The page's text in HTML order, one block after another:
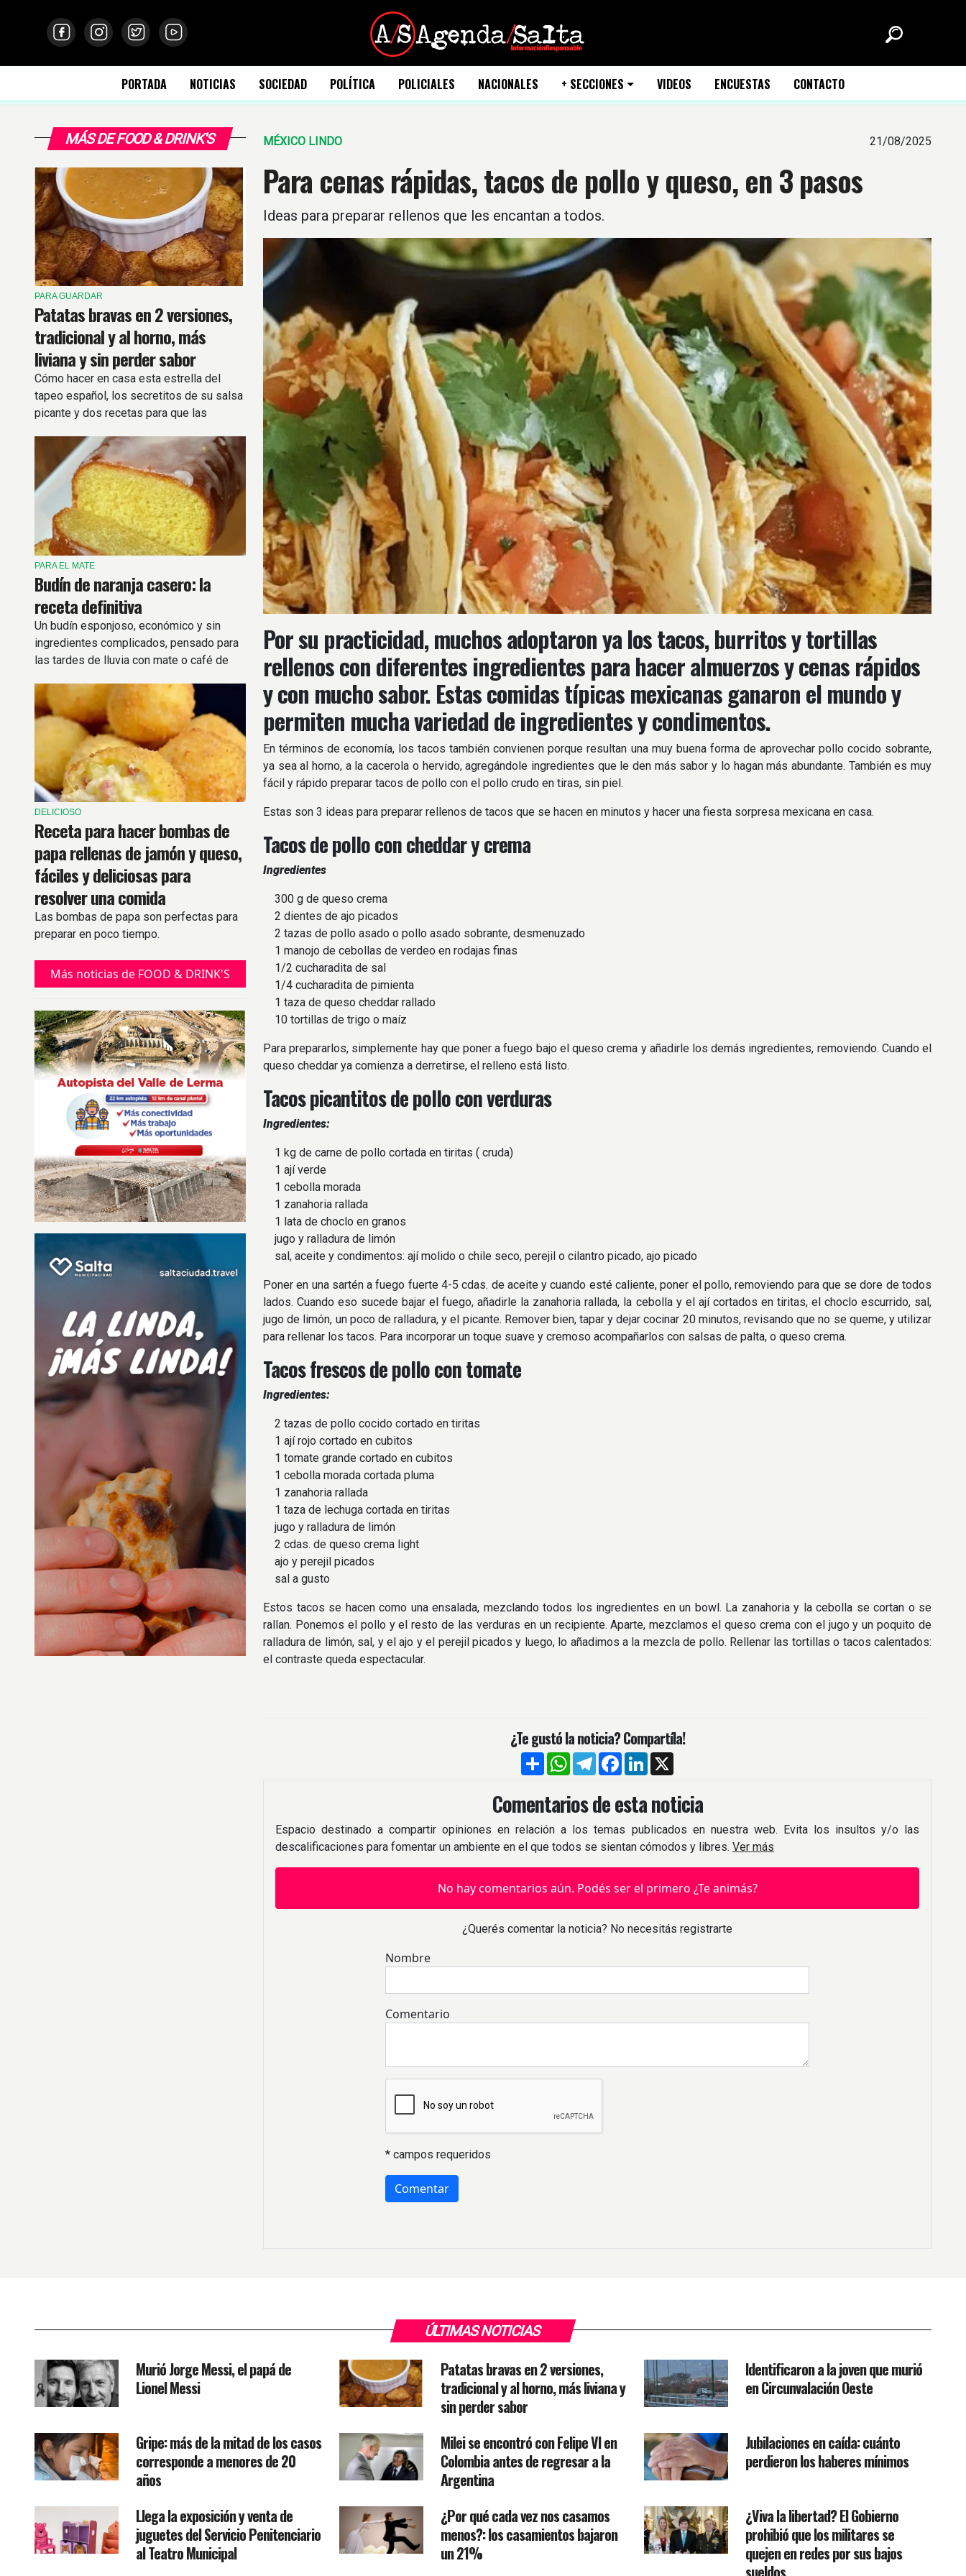
PORTADA NOTICIAS SOCIEDAD POLÍTICA POLICIALES NACIONALES + SECCIONES VIDEOS ENCUESTAS CONTACTO
MÁS DE FOOD & DRINK'S
PARA GUARDAR
Patatas bravas en 2 versiones,
tradicional y al horno, más
liviana y sin perder sabor
Cómo hacer en casa esta estrella del
tapeo español, los secretitos de su salsa
picante y dos recetas para que las
PARA EL MATE
Budín de naranja casero: la
receta definitiva
Un budín esponjoso, económico y sin
ingredientes complicados, pensado para
las tardes de lluvia con mate o café de
DELICIOSO
Receta para hacer bombas de
papa rellenas de jamón y queso,
fáciles y deliciosas para
resolver una comida
Las bombas de papa son perfectas para
preparar en poco tiempo.
Más noticias de FOOD & DRINK'S
MÉXICO LINDO 21/08/2025
Para cenas rápidas, tacos de pollo y queso, en 3 pasos
Ideas para preparar rellenos que les encantan a todos.
Por su practicidad, muchos adoptaron ya los tacos, burritos y tortillas
rellenos con diferentes ingredientes para hacer almuerzos y cenas rápidos
y con mucho sabor. Estas comidas típicas mexicanas ganaron el mundo y
permiten mucha variedad de ingredientes y condimentos.
En términos de economía, los tacos también convienen porque resultan una muy buena forma de aprovechar pollo cocido sobrante,
ya sea al horno, a la cacerola o hervido, agregándole ingredientes que le den más sabor y lo hagan más abundante. También es muy
fácil y rápido preparar tacos de pollo con el pollo crudo en tiras, sin piel.
Estas son 3 ideas para preparar rellenos de tacos que se hacen en minutos y hacer una fiesta sorpresa mexicana en casa.
Tacos de pollo con cheddar y crema
Ingredientes
300 g de queso crema
2 dientes de ajo picados
2 tazas de pollo asado o pollo asado sobrante, desmenuzado
1 manojo de cebollas de verdeo en rodajas finas
1/2 cucharadita de sal
1/4 cucharadita de pimienta
1 taza de queso cheddar rallado
10 tortillas de trigo o maíz
Para prepararlos, simplemente hay que poner a fuego bajo el queso crema y añadirle los demás ingredientes, removiendo. Cuando el
queso cheddar ya comienza a derretirse, el relleno está listo.
Tacos picantitos de pollo con verduras
Ingredientes:
1 kg de carne de pollo cortada en tiritas ( cruda)
1 ají verde
1 cebolla morada
1 zanahoria rallada
1 lata de choclo en granos
jugo y ralladura de limón
sal, aceite y condimentos: ají molido o chile seco, perejil o cilantro picado, ajo picado
Poner en una sartén a fuego fuerte 4-5 cdas. de aceite y cuando esté caliente, poner el pollo, removiendo para que se dore de todos
lados. Cuando eso sucede bajar el fuego, añadirle la zanahoria rallada, la cebolla y el ají cortados en tiritas, el choclo escurrido, sal,
jugo de limón, un poco de ralladura, y el picante. Remover bien, tapar y dejar cocinar 20 minutos, revisando que no se queme, y utilizar
para rellenar los tacos. Para incorporar un toque suave y cremoso acompañarlos con salsas de palta, o queso crema.
Tacos frescos de pollo con tomate
Ingredientes:
2 tazas de pollo cocido cortado en tiritas
1 ají rojo cortado en cubitos
1 tomate grande cortado en cubitos
1 cebolla morada cortada pluma
1 zanahoria rallada
1 taza de lechuga cortada en tiritas
jugo y ralladura de limón
2 cdas. de queso crema light
ajo y perejil picados
sal a gusto
Estos tacos se hacen como una ensalada, mezclando todos los ingredientes en un bowl. La zanahoria y la cebolla se cortan o se
rallan. Ponemos el pollo y el resto de las verduras en un recipiente. Aparte, mezclamos el queso crema con el jugo y un poquito de
ralladura de limón, sal, y el ajo y el perejil picados y luego, lo añadimos a la mezcla de pollo. Rellenar las tortillas o tacos calentados:
el contraste queda espectacular.
¿Te gustó la noticia? Compartíla!
CompartirWhatsApp
TelegramFacebook
LinkedIn
Comentarios de esta noticia
Espacio destinado a compartir opiniones en relación a los temas publicados en nuestra web. Evita los insultos y/o las
descalificaciones para fomentar un ambiente en el que todos se sientan cómodos y libres. Ver más
No hay comentarios aún. Podés ser el primero ¿Te animás?
¿Querés comentar la noticia? No necesitás registrarte
Nombre
Comentario
* campos requeridos
ÚLTIMAS NOTICIAS
Murió Jorge Messi, el papá de
Lionel Messi
Patatas bravas en 2 versiones,
tradicional y al horno, más liviana y
sin perder sabor
Identificaron a la joven que murió
en Circunvalación Oeste
Gripe: más de la mitad de los casos
corresponde a menores de 20
años
Milei se encontró con Felipe VI en
Colombia antes de regresar a la
Argentina
Jubilaciones en caída: cuánto
perdieron los haberes mínimos
Llega la exposición y venta de
juguetes del Servicio Penitenciario
al Teatro Municipal
¿Por qué cada vez nos casamos
menos?: los casamientos bajaron
un 21%
¿Viva la libertad? El Gobierno
prohibió que los militares se
quejen en redes por sus bajos